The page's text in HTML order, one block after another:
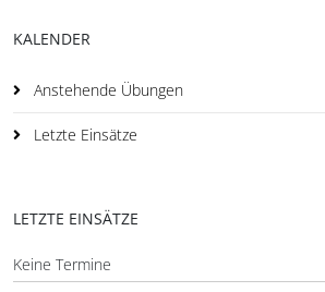
KALENDER
Anstehende Übungen
Letzte Einsätze
LETZTE EINSÄTZE
Keine Termine